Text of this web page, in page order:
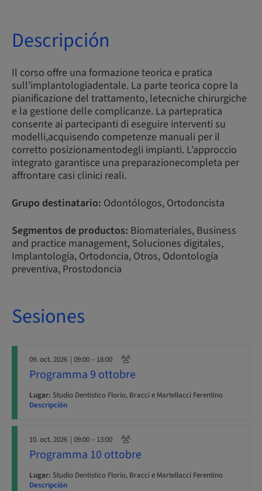
Descripción
Il corso offre una formazione teorica e pratica
sull’implantologiadentale. La parte teorica copre la
pianificazione del trattamento, letecniche chirurgiche
e la gestione delle complicanze. La partepratica
consente ai partecipanti di eseguire interventi su
modelli,acquisendo competenze manuali per il
corretto posizionamentodegli impianti. L’approccio
integrato garantisce una preparazionecompleta per
affrontare casi clinici reali.
Grupo destinatario: Odontólogos, Ortodoncista
Segmentos de productos: Biomateriales, Business
and practice management, Soluciones digitales,
Implantología, Ortodoncia, Otros, Odontología
preventiva, Prostodoncia
Sesiones
09. oct. 2026 | 09:00 – 18:00
Programma 9 ottobre
Lugar: Studio Dentistico Florio, Bracci e Martellacci Ferentino
Descripción
10. oct. 2026 | 09:00 – 13:00
Programma 10 ottobre
Lugar: Studio Dentistico Florio, Bracci e Martellacci Ferentino
Descripción